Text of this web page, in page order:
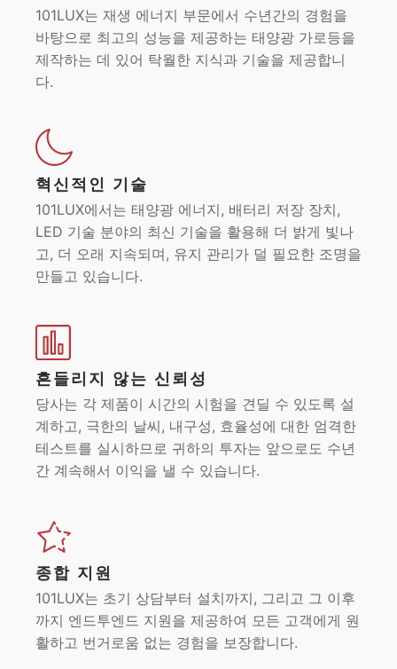
101LUX는 재생 에너지 부문에서 수년간의 경험을
바탕으로 최고의 성능을 제공하는 태양광 가로등을
제작하는 데 있어 탁월한 지식과 기술을 제공합니
다.
혁신적인 기술
101LUX에서는 태양광 에너지, 배터리 저장 장치,
LED 기술 분야의 최신 기술을 활용해 더 밝게 빛나
고, 더 오래 지속되며, 유지 관리가 덜 필요한 조명을
만들고 있습니다.
흔들리지 않는 신뢰성
당사는 각 제품이 시간의 시험을 견딜 수 있도록 설
계하고, 극한의 날씨, 내구성, 효율성에 대한 엄격한
테스트를 실시하므로 귀하의 투자는 앞으로도 수년
간 계속해서 이익을 낼 수 있습니다.
종합 지원
101LUX는 초기 상담부터 설치까지, 그리고 그 이후
까지 엔드투엔드 지원을 제공하여 모든 고객에게 원
활하고 번거로움 없는 경험을 보장합니다.